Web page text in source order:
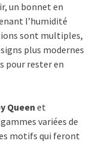
un bonnet en
l’humidité
sont multiples,
plus modernes
pour rester en
Queen et
variées de
motifs qui feront